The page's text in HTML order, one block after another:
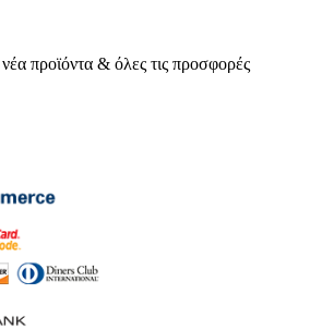
προϊόντα & όλες τις προσφορές